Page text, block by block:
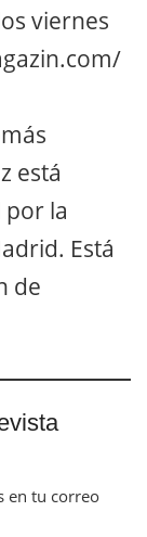
viernes
está
por la
Está
de
en tu correo